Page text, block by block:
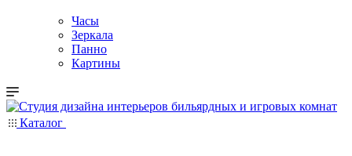
Часы
Зеркала
Панно
Картины
Каталог